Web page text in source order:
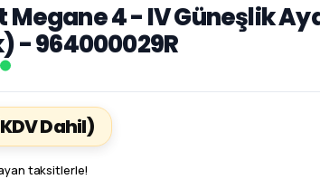
Megane 4 - IV Güneşlik
- 964000029R
Dahil)
taksitlerle!